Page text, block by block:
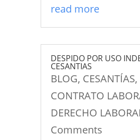
read more
DESPIDO POR USO
CESANTIAS
BLOG, CESANTÍAS,
CONTRATO
DERECHO
Comments